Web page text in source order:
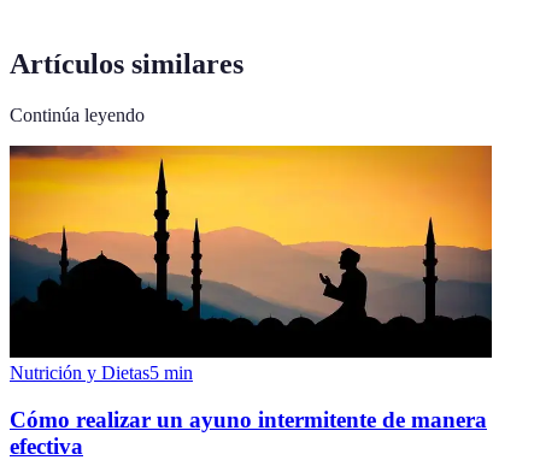
Artículos similares
Continúa leyendo
Nutrición y Dietas5 min
Cómo realizar un ayuno intermitente de manera
efectiva